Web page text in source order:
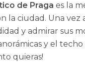
de Praga es la
la ciudad. Una vez
y admirar sus
y el
quieras!